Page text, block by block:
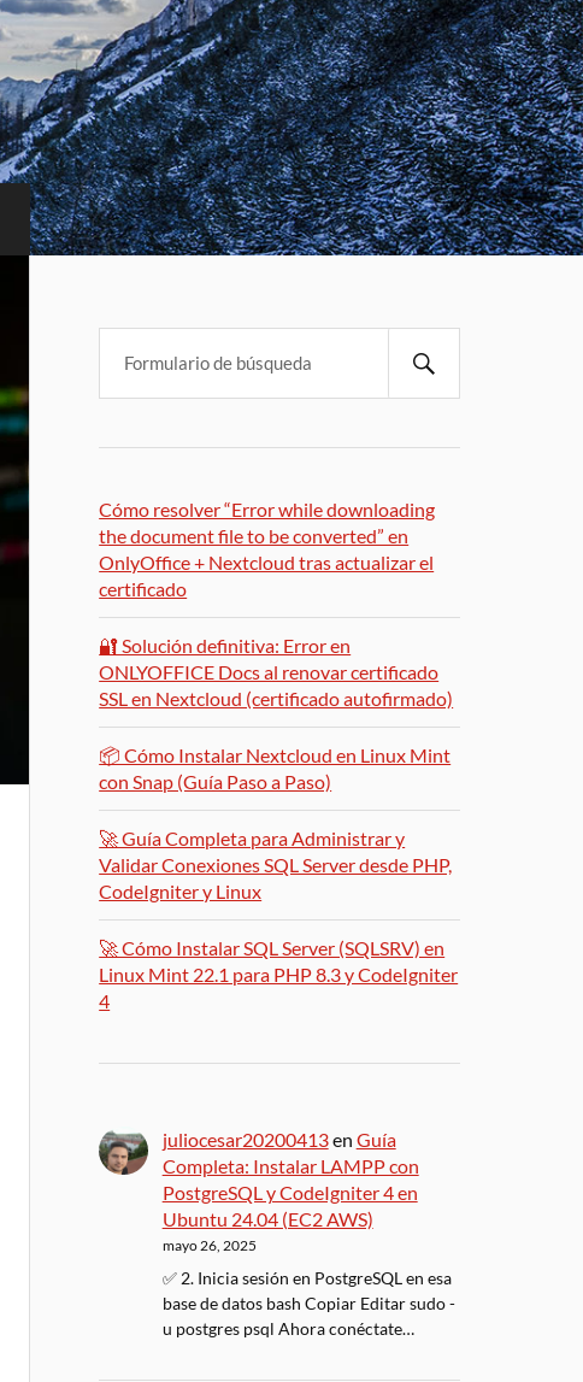
Cómo resolver “Error while downloading
the document file to be converted” en
OnlyOffice + Nextcloud tras actualizar el
certificado
🔐 Solución definitiva: Error en
ONLYOFFICE Docs al renovar certificado
SSL en Nextcloud (certificado autofirmado)
📦 Cómo Instalar Nextcloud en Linux Mint
con Snap (Guía Paso a Paso)
🚀 Guía Completa para Administrar y
Validar Conexiones SQL Server desde PHP,
CodeIgniter y Linux
🚀 Cómo Instalar SQL Server (SQLSRV) en
Linux Mint 22.1 para PHP 8.3 y CodeIgniter
4
juliocesar20200413en Guía
Completa: Instalar LAMPP con
PostgreSQL y CodeIgniter 4 en
Ubuntu 24.04 (EC2 AWS)
mayo 26, 2025
✅ 2. Inicia sesión en PostgreSQL en esa
base de datos bash Copiar Editar sudo -
u postgres psql Ahora conéctate…